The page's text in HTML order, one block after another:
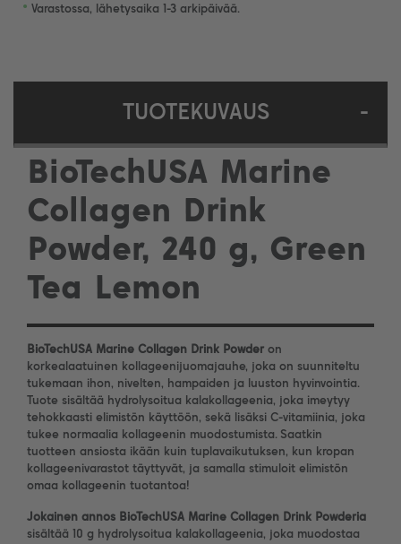
• Varastossa, lähetysaika 1-3 arkipäivää.
TUOTEKUVAUS -
BioTechUSA Marine
Collagen Drink
Powder, 240 g, Green
Tea Lemon
BioTechUSA Marine Collagen Drink Powder on
korkealaatuinen kollageenijuomajauhe, joka on suunniteltu
tukemaan ihon, nivelten, hampaiden ja luuston hyvinvointia.
Tuote sisältää hydrolysoitua kalakollageenia, joka imeytyy
tehokkaasti elimistön käyttöön, sekä lisäksi C-vitamiinia, joka
tukee normaalia kollageenin muodostumista. Saatkin
tuotteen ansiosta ikään kuin tuplavaikutuksen, kun kropan
kollageenivarastot täyttyvät, ja samalla stimuloit elimistön
omaa kollageenin tuotantoa!
Jokainen annos BioTechUSA Marine Collagen Drink Powderia
sisältää 10 g hydrolysoitua kalakollageenia, joka muodostaa